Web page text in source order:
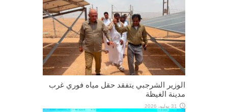
الوزير الشرجبي يتفقد حقل مياه فوري غرب
مدينة الغيظة
31 يوليو، 2026